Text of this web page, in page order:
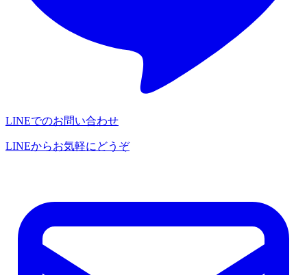
LINEでのお問い合わせ
LINEからお気軽にどうぞ